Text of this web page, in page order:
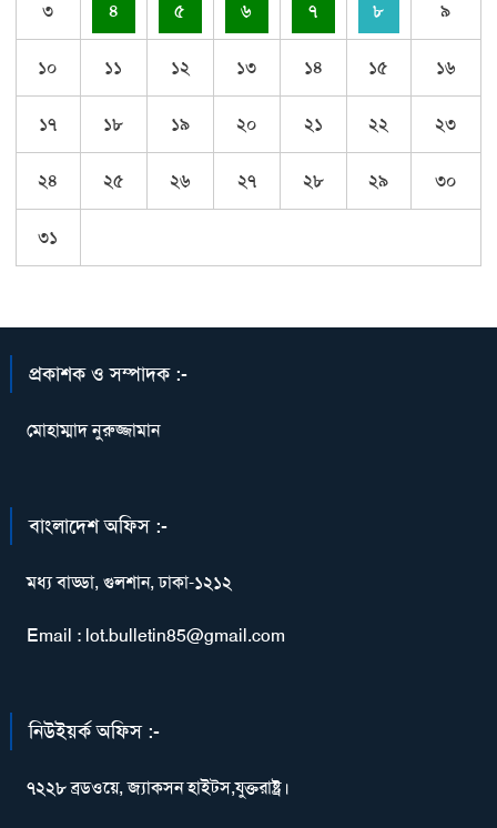
৩ ৪ ৫ ৬ ৭ ৮ ৯
১০ ১১ ১২ ১৩ ১৪ ১৫ ১৬
১৭ ১৮ ১৯ ২০ ২১ ২২ ২৩
২৪ ২৫ ২৬ ২৭ ২৮ ২৯ ৩০
৩১
প্রকাশক ও সম্পাদক :-
মোহাম্মাদ নুরুজ্জামান
বাংলাদেশ অফিস :-
মধ্য বাড্ডা, গুলশান, ঢাকা-১২১২
Email : lot.bulletin85@gmail.com
নিউইয়র্ক অফিস :-
৭২২৮ ব্রডওয়ে, জ্যাকসন হাইটস,যুক্তরাষ্ট্র।